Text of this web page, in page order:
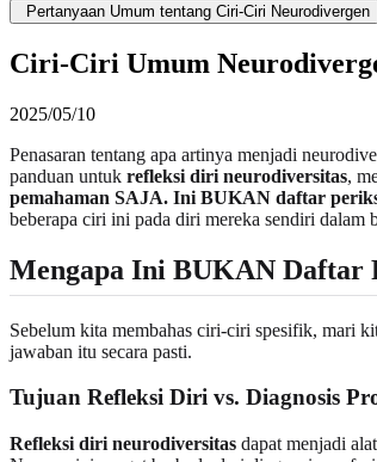
Pertanyaan Umum tentang Ciri-Ciri Neurodivergen
Ciri-Ciri Umum
2025/05/10
Penasaran tentang apa artinya menjadi
panduan untuk refleksi diri neurodiversitas,
pemahaman SAJA. Ini BUKAN daftar
beberapa ciri ini pada diri mereka sendiri dalam
Mengapa Ini BUKAN Daftar
Sebelum kita membahas ciri-ciri spesifik, mari
jawaban itu secara pasti.
Tujuan Refleksi Diri vs. Diagnosis
Refleksi diri neurodiversitas dapat menjadi